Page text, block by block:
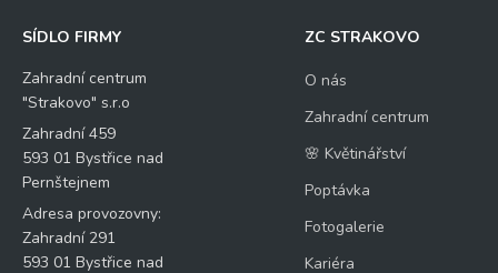
SÍDLO FIRMY
Zahradní centrum
"Strakovo" s.r.o
Zahradní 459
593 01 Bystřice nad
Pernštejnem
Adresa provozovny:
Zahradní 291
593 01 Bystřice nad
ZC STRAKOVO
O nás
Zahradní centrum
🌸 Květinářství
Poptávka
Fotogalerie
Kariéra